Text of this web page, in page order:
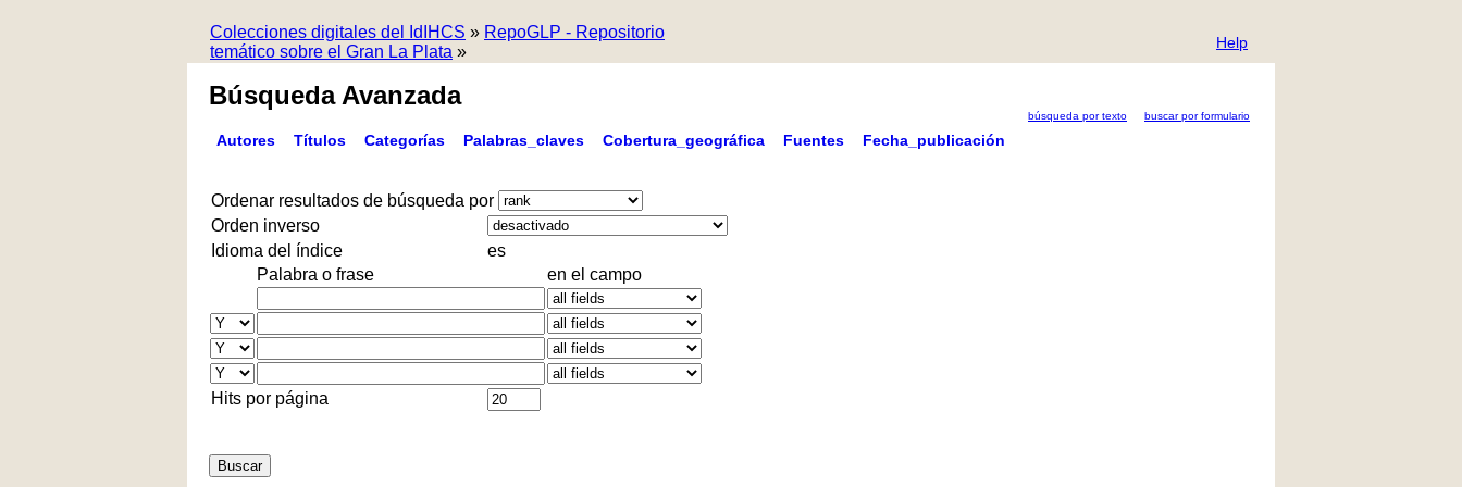
Colecciones digitales del IdIHCS » RepoGLP - Repositorio
temático sobre el Gran La Plata » Help
Búsqueda Avanzada
búsqueda por texto buscar por formulario
Autores Títulos Categorías Palabras_claves Cobertura_geográfica Fuentes Fecha_publicación
Ordenar resultados de búsqueda por
Orden inverso
Idioma del índice
es
Palabra o frase
en el campo
Hits por página